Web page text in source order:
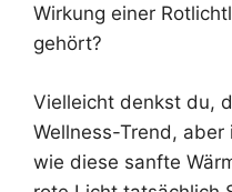
Wirkung einer
gehört?
Vielleicht denkst du,
Wellness-Trend,
wie diese sanfte